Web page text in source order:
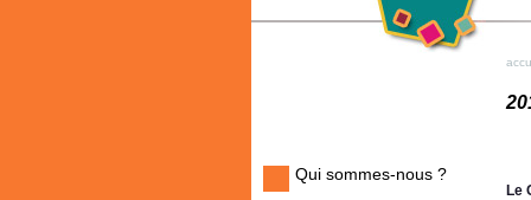
Qui sommes-nous ?
Le